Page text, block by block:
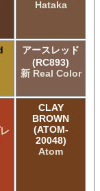
Hataka
アースレッド
(RC893)
新 Real Color
CLAY
BROWN
(ATOM-
20048)
Atom